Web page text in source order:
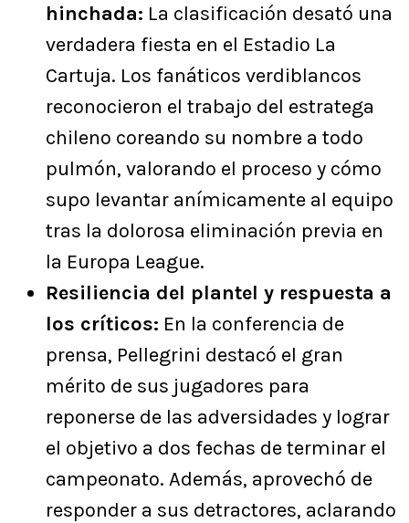
hinchada: La clasificación desató una
verdadera fiesta en el Estadio La
Cartuja. Los fanáticos verdiblancos
reconocieron el trabajo del estratega
chileno coreando su nombre a todo
pulmón, valorando el proceso y cómo
supo levantar anímicamente al equipo
tras la dolorosa eliminación previa en
la Europa League.
Resiliencia del plantel y respuesta a
los críticos: En la conferencia de
prensa, Pellegrini destacó el gran
mérito de sus jugadores para
reponerse de las adversidades y lograr
el objetivo a dos fechas de terminar el
campeonato. Además, aprovechó de
responder a sus detractores, aclarando